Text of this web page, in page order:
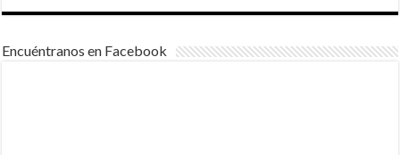
Encuéntranos en Facebook